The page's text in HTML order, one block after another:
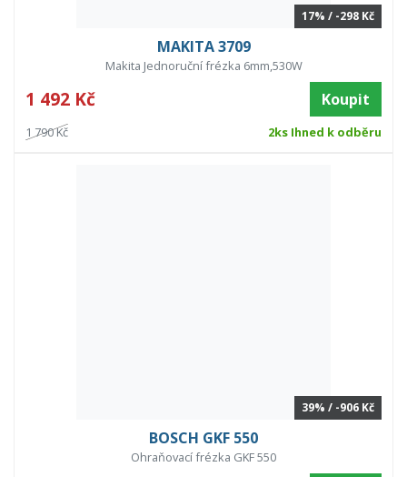
17% / -298 Kč
MAKITA 3709
Makita Jednoruční frézka 6mm,530W
1 492 Kč Koupit
1 790 Kč 2ks Ihned k odběru
39% / -906 Kč
BOSCH GKF 550
Ohraňovací frézka GKF 550